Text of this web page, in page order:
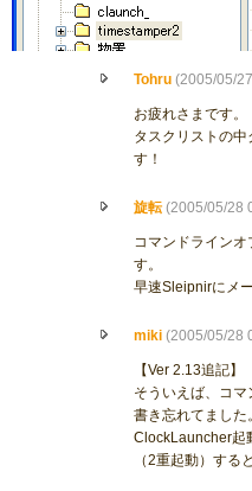
Tohru (2005/05/
お疲れさまです。
タスクリストの中
す！
旋転 (2005/05/28
コマンドラインオ
す。
早速Sleipnirにメ
miki (2005/05/28
【Ver 2.13追記】
そういえば、コ
書き忘れてました
ClockLauncher起
（2重起動）する